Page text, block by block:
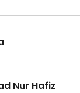
Nur Hafiz